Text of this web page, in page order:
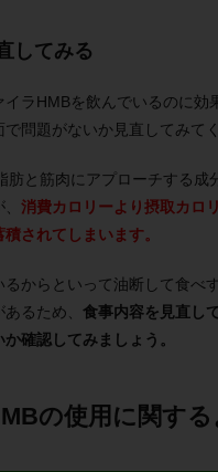
してみる
ラHMBを飲んでいるのに効
問題がないか見直してみてく
肪と筋肉にアプローチする成
消費カロリーより摂取カロ
されてしまいます。
からといって油断して食べ
るため、 食事内容を見直し
確認してみましょう。
の使用に関す